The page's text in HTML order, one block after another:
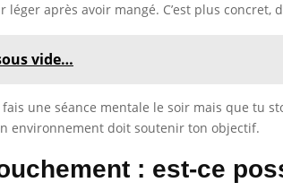
après avoir mangé. C’est plus
vide…
une séance mentale le soir mais que tu
environnement doit soutenir ton objectif.
: est-ce